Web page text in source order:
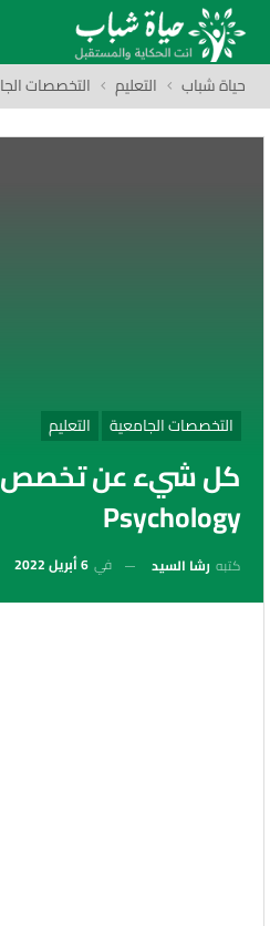
حياة شباب التعليم التخصصات
التخصصات الجامعية التعليم
كل شيء عن تخصص
Psychology
كتبه رشا السيد في 6 أبريل 2022